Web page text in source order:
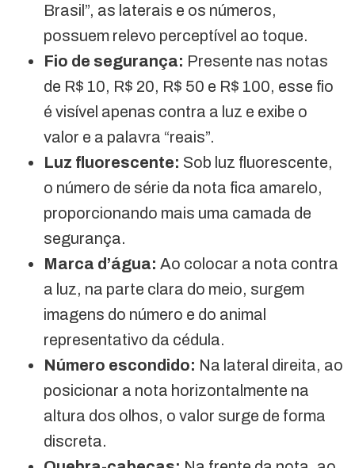
Brasil”, as laterais e os números,
possuem relevo perceptível ao toque.
Fio de segurança: Presente nas notas
de R$ 10, R$ 20, R$ 50 e R$ 100, esse fio
é visível apenas contra a luz e exibe o
valor e a palavra “reais”.
Luz fluorescente: Sob luz fluorescente,
o número de série da nota fica amarelo,
proporcionando mais uma camada de
segurança.
Marca d’água: Ao colocar a nota contra
a luz, na parte clara do meio, surgem
imagens do número e do animal
representativo da cédula.
Número escondido: Na lateral direita, ao
posicionar a nota horizontalmente na
altura dos olhos, o valor surge de forma
discreta.